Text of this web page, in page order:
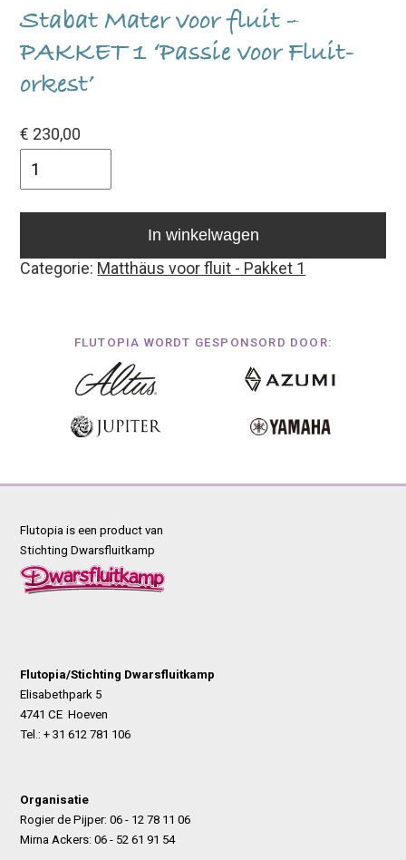
Stabat Mater voor fluit –
PAKKET 1 ‘Passie voor Fluit-
orkest’
€ 230,00
In winkelwagen
Categorie: Matthäus voor fluit - Pakket 1
FLUTOPIA WORDT GESPONSORD DOOR:
Flutopia is een product van
Stichting Dwarsfluitkamp
Flutopia/Stichting Dwarsfluitkamp
Elisabethpark 5
4741 CE Hoeven
Tel.: + 31 612 781 106
Organisatie
Rogier de Pijper: 06 - 12 78 11 06
Mirna Ackers: 06 - 52 61 91 54